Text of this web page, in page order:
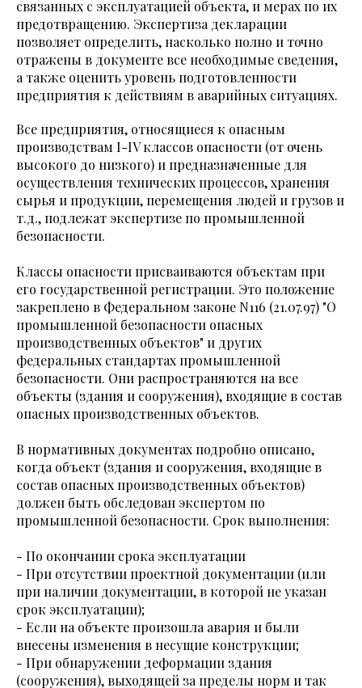
связанных с эксплуатацией объекта, и мерах по их
предотвращению. Экспертиза декларации
позволяет определить, насколько полно и точно
отражены в документе все необходимые сведения,
а также оценить уровень подготовленности
предприятия к действиям в аварийных ситуациях.
Все предприятия, относящиеся к опасным
производствам I-IV классов опасности (от очень
высокого до низкого) и предназначенные для
осуществления технических процессов, хранения
сырья и продукции, перемещения людей и грузов и
т.д., подлежат экспертизе по промышленной
безопасности.
Классы опасности присваиваются объектам при
его государственной регистрации. Это положение
закреплено в Федеральном законе N116 (21.07.97) "О
промышленной безопасности опасных
производственных объектов" и других
федеральных стандартах промышленной
безопасности. Они распространяются на все
объекты (здания и сооружения), входящие в состав
опасных производственных объектов.
В нормативных документах подробно описано,
когда объект (здания и сооружения, входящие в
состав опасных производственных объектов)
должен быть обследован экспертом по
промышленной безопасности. Срок выполнения:
- По окончании срока эксплуатации
- При отсутствии проектной документации (или
при наличии документации, в которой не указан
срок эксплуатации);
- Если на объекте произошла авария и были
внесены изменения в несущие конструкции;
- При обнаружении деформации здания
(сооружения), выходящей за пределы норм и так